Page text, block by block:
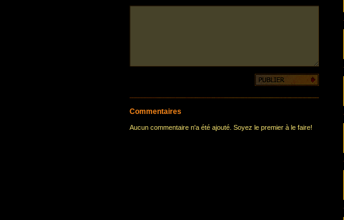
Commentaires
Aucun commentaire n'a été ajouté. Soyez le premier à le faire!